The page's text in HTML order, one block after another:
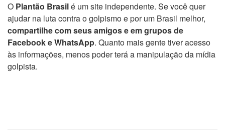
O Plantão Brasilé um site independente. Se você quer
ajudar na luta contra o golpismo e por um Brasil melhor,
compartilhe com seus amigos e em grupos de
Facebook e WhatsApp. Quanto mais gente tiver acesso
às informações, menos poder terá a manipulação da mídia
golpista.